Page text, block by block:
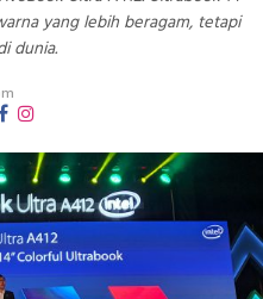
yang lebih beragam, tetapi
dunia.